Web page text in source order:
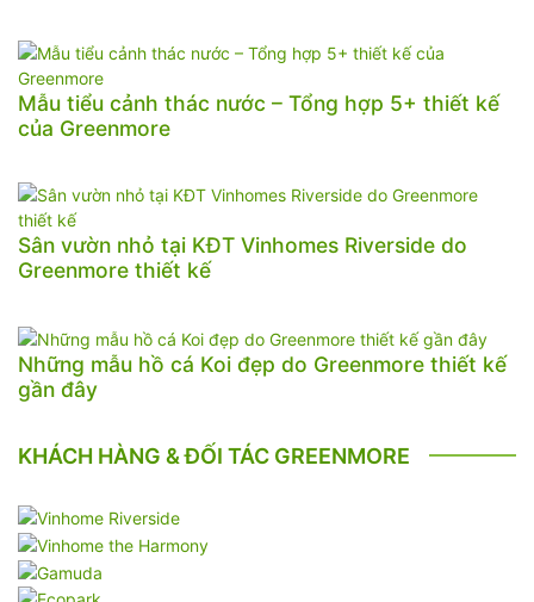
Mẫu tiểu cảnh thác nước – Tổng hợp 5+ thiết kế
của Greenmore
Sân vườn nhỏ tại KĐT Vinhomes Riverside do
Greenmore thiết kế
Những mẫu hồ cá Koi đẹp do Greenmore thiết kế
gần đây
KHÁCH HÀNG & ĐỐI TÁC GREENMORE